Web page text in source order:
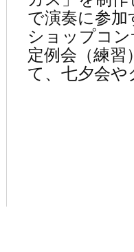
で演奏に参
ショップコ
定例会（練習
て、七夕会や